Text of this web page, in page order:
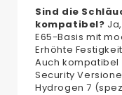
Sind die
kompatibel?
E65-Basis mit
Erhöhte
Auch kompatibel
Security
Hydrogen 7